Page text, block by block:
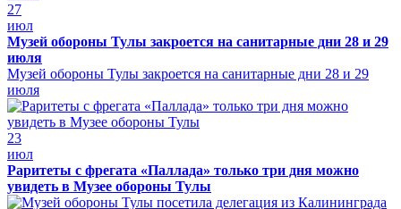
27
июл
Музей обороны Тулы закроется на санитарные дни 28 и 29
июля
Музей обороны Тулы закроется на санитарные дни 28 и 29
июля
23
июл
Раритеты с фрегата «Паллада» только три дня можно
увидеть в Музее обороны Тулы